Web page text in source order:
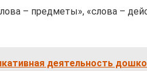
– предметы», «слова –
деятельность